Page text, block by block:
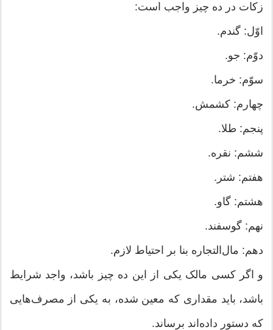
زکات در ده چیز واجب است:
اوّل: گندم.
دوّم: جو.
سوّم: خرما.
چهارم: کشمش.
پنجم: طلا.
ششم: نقره.
هفتم: شتر.
هشتم: گاو.
نهم: گوسفند.
دهم: مال‌التجاره بنا بر احتیاط لازم.
و اگر کسی مالک یکی از این ده چیز باشد، واجد شرایط
باشد، باید مقداری که معین شده، به یکی از مصرف‌هایی
که دستور داده‌اند برساند.